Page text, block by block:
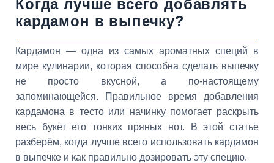
Когда лучше всего добавлять
кардамон в выпечку?
Кардамон — одна из самых ароматных специй в
мире кулинарии, которая способна сделать выпечку
не просто вкусной, а по-настоящему
запоминающейся. Правильное время добавления
кардамона в тесто или начинку помогает раскрыть
весь букет его тонких пряных нот. В этой статье
разберём, когда лучше всего использовать кардамон
в выпечке и как правильно дозировать эту специю.